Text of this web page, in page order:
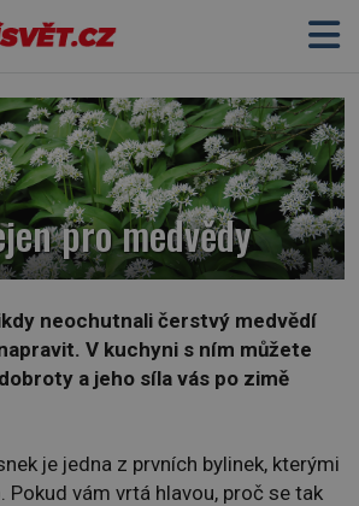
pro medvědy
neochutnali čerstvý medvědí
V kuchyni s ním můžete
a jeho síla vás po zimě
je jedna z prvních bylinek, kterými
Pokud vám vrtá hlavou, proč se tak